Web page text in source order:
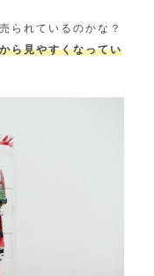
られているのかな？
ら見やすくなってい